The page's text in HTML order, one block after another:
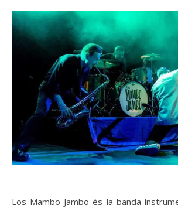
Los Mambo Jambo és la banda